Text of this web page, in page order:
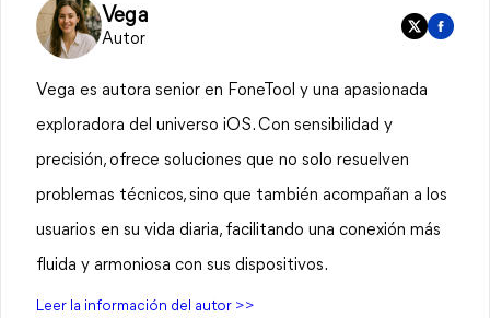
Vega
Autor
Vega es autora senior en FoneTool y una apasionada
exploradora del universo iOS. Con sensibilidad y
precisión, ofrece soluciones que no solo resuelven
problemas técnicos, sino que también acompañan a los
usuarios en su vida diaria, facilitando una conexión más
fluida y armoniosa con sus dispositivos.
Leer la información del autor >>